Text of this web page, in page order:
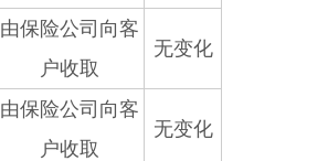
由保险公司向客
户收取
无变化
由保险公司向客
户收取
无变化